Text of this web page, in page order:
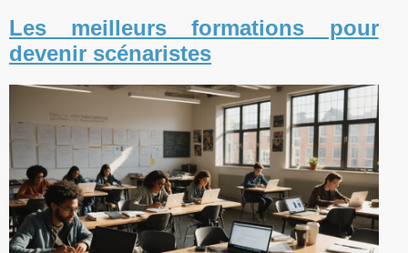
Les meilleurs formations pour
devenir scénaristes